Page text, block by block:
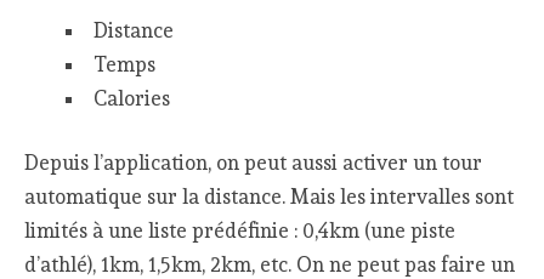
Distance
Temps
Calories
Depuis l’application, on peut aussi activer un tour
automatique sur la distance. Mais les intervalles sont
limités à une liste prédéfinie : 0,4km (une piste
d’athlé), 1km, 1,5km, 2km, etc. On ne peut pas faire un